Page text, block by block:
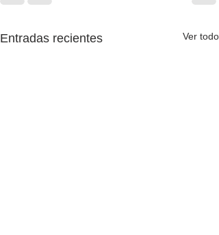
Entradas recientes Ver todo